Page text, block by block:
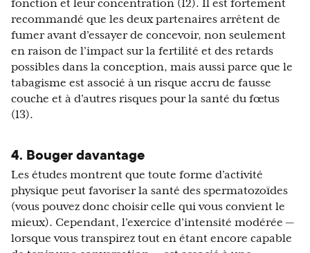
fonction et leur concentration (12). Il est fortement
recommandé que les deux partenaires arrêtent de
fumer avant d’essayer de concevoir, non seulement
en raison de l’impact sur la fertilité et des retards
possibles dans la conception, mais aussi parce que le
tabagisme est associé à un risque accru de fausse
couche et à d’autres risques pour la santé du fœtus
(13).
4. Bouger davantage
Les études montrent que toute forme d’activité
physique peut favoriser la santé des spermatozoïdes
(vous pouvez donc choisir celle qui vous convient le
mieux). Cependant, l’exercice d’intensité modérée —
lorsque vous transpirez tout en étant encore capable